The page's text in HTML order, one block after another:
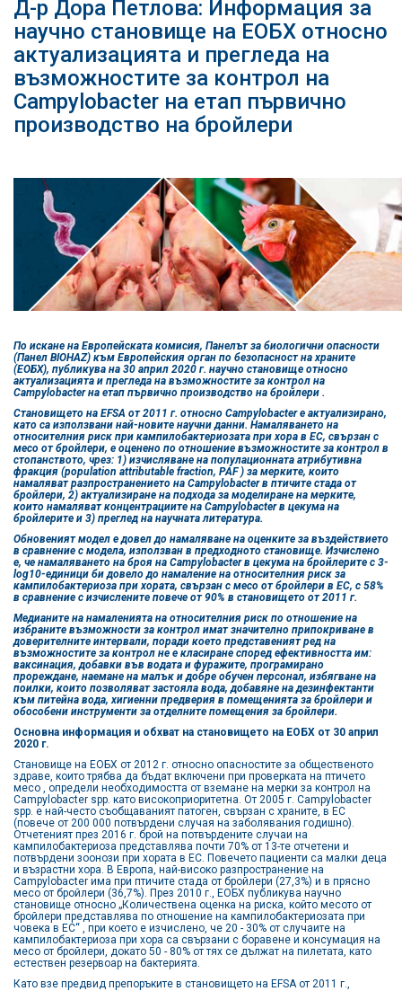
Д-р Дора Петлова: Информация за
научно становище на ЕОБХ относно
актуализацията и прегледа на
възможностите за контрол на
Campylobacter на етап първично
производство на бройлери
По искане на Европейската комисия, Панелът за биологични опасности
(Панел BIOHAZ) към Европейския орган по безопасност на храните
(EОБХ), публикува на 30 април 2020 г. научно становище относно
актуализацията и прегледа на възможностите за контрол на
Campylobacter на етап първично производство на бройлери .
Становището на EFSA от 2011 г. относно Campylobacter е актуализирано,
като са използвани най-новите научни данни. Намаляването на
относителния риск при кампилобактериозата при хора в ЕС, свързан с
месо от бройлери, е оценено по отношение възможностите за контрол в
стопанството, чрез: 1) изчисляване на популационната атрибутивна
фракция (population attributable fraction, PAF ) за мерките, които
намаляват разпространението на Campylobacter в птичите стада от
бройлери, 2) актуализиране на подхода за моделиране на мерките,
които намаляват концентрациите на Campylobacter в цекума на
бройлерите и 3) преглед на научната литература.
Обновеният модел е довел до намаляване на оценките за въздействието
в сравнение с модела, използван в предходното становище. Изчислено
е, че намаляването на броя на Campylobacter в цекума на бройлерите с 3-
log10-единици би довело до намаление на относителния риск за
кампилобактериоза при хората, свързан с месо от бройлери в ЕС, с 58%
в сравнение с изчислените повече от 90% в становището от 2011 г.
Медианите на намаленията на относителния риск по отношение на
избраните възможности за контрол имат значително припокриване в
доверителните интервали, поради което представеният ред на
възможностите за контрол не е класиране според ефективността им:
ваксинация, добавки във водата и фуражите, програмирано
прореждане, наемане на малък и добре обучен персонал, избягване на
поилки, които позволяват застояла вода, добавяне на дезинфектанти
към питейна вода, хигиенни предверия в помещенията за бройлери и
обособени инструменти за отделните помещения за бройлери.
Основна информация и обхват на становището на ЕОБХ от 30 април
2020 г.
Становище на ЕОБХ от 2012 г. относно опасностите за общественото
здраве, които трябва да бъдат включени при проверката на птичето
месо , определи необходимостта от вземане на мерки за контрол на
Campylobacter spp. като високоприоритетна. От 2005 г. Campylobacter
spp. е най-често съобщаваният патоген, свързан с храните, в ЕС
(повече от 200 000 потвърдени случая на заболявания годишно).
Отчетеният през 2016 г. брой на потвърдените случаи на
кампилобактериоза представлява почти 70% от 13-те отчетени и
потвърдени зоонози при хората в ЕС. Повечето пациенти са малки деца
и възрастни хора. В Европа, най-високо разпространение на
Campylobacter има при птичите стада от бройлери (27,3%) и в прясно
месо от бройлери (36,7%). През 2010 г., ЕОБХ публикува научно
становище относно „Количествена оценка на риска, който месото от
бройлери представлява по отношение на кампилобактериозата при
човека в ЕС“ , при което е изчислено, че 20 - 30% от случаите на
кампилобактериоза при хора са свързани с боравене и консумация на
месо от бройлери, докато 50 - 80% от тях се дължат на пилетата, като
естествен резервоар на бактерията.
Като взе предвид препоръките в становището на EFSA от 2011 г.,